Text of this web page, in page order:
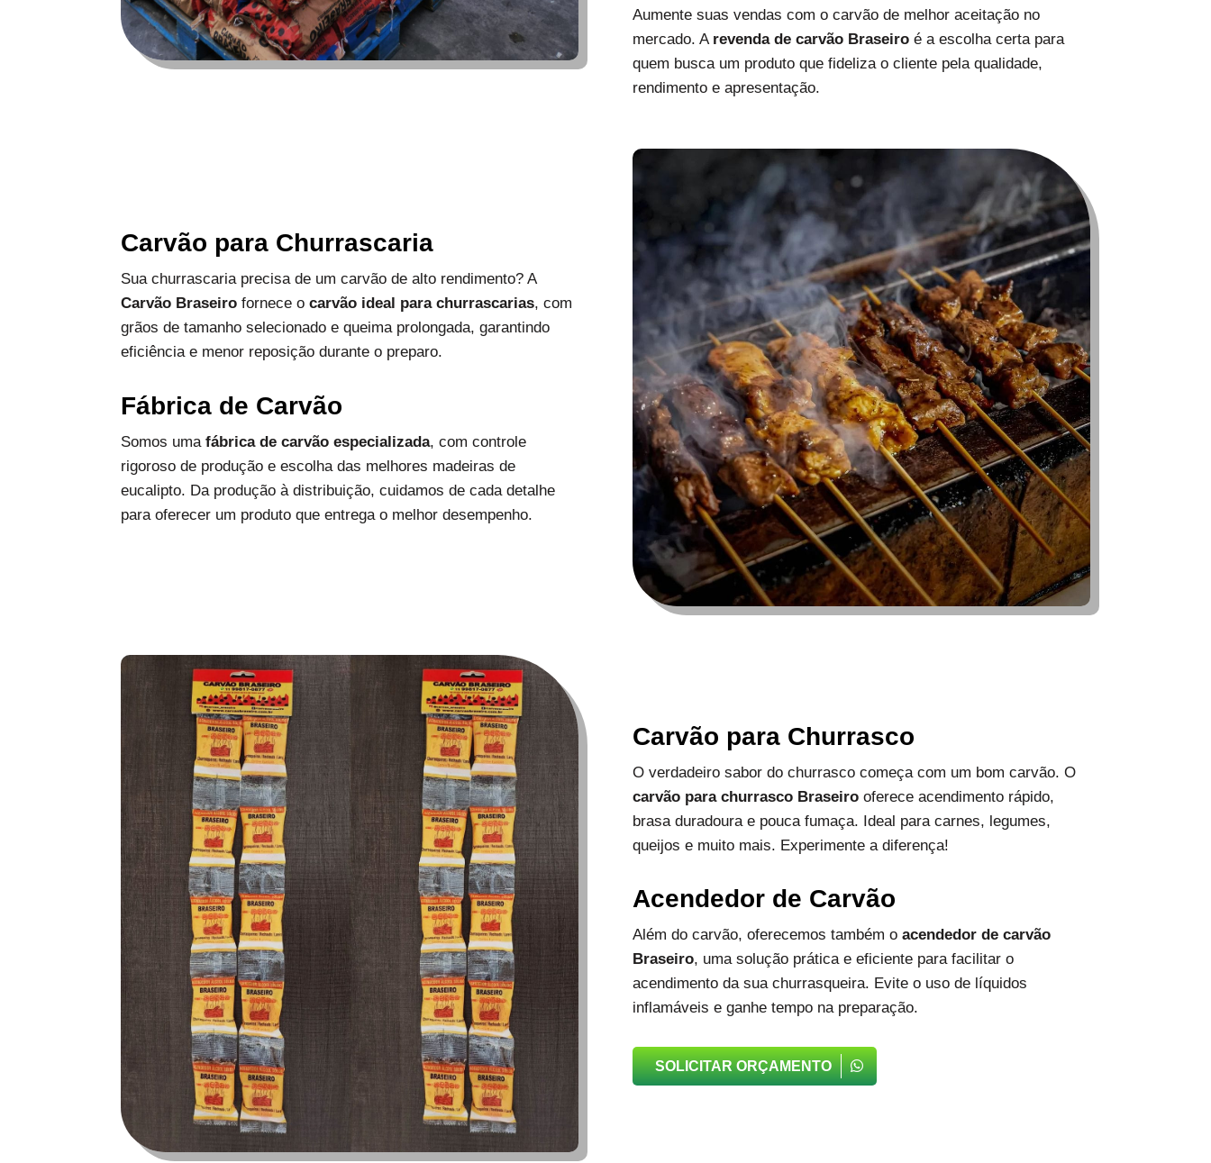
Aumente suas vendas com o carvão de melhor aceitação no
mercado. A revenda de carvão Braseiroé a escolha certa para
quem busca um produto que fideliza o cliente pela qualidade,
rendimento e apresentação.
Carvão para Churrascaria
Sua churrascaria precisa de um carvão de alto rendimento? A
Carvão Braseiro fornece ocarvão ideal para churrascarias, com
grãos de tamanho selecionado e queima prolongada, garantindo
eficiência e menor reposição durante o preparo.
Fábrica de Carvão
Somos umafábrica de carvão especializada, com controle
rigoroso de produção e escolha das melhores madeiras de
eucalipto. Da produção à distribuição, cuidamos de cada detalhe
para oferecer um produto que entrega o melhor desempenho.
Carvão para Churrasco
O verdadeiro sabor do churrasco começa com um bom carvão. O
carvão para churrasco Braseirooferece acendimento rápido,
brasa duradoura e pouca fumaça. Ideal para carnes, legumes,
queijos e muito mais. Experimente a diferença!
Acendedor de Carvão
Além do carvão, oferecemos também o acendedor de carvão
Braseiro, uma solução prática e eficiente para facilitar o
acendimento da sua churrasqueira. Evite o uso de líquidos
inflamáveis e ganhe tempo na preparação.
SOLICITAR ORÇAMENTO